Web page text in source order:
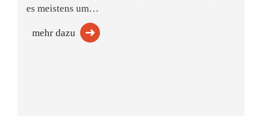
es meistens um…
mehr dazu